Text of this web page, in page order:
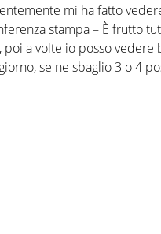
mi ha fatto
stampa – È frutto
poi a volte io posso
se ne sbaglio 3 o 4